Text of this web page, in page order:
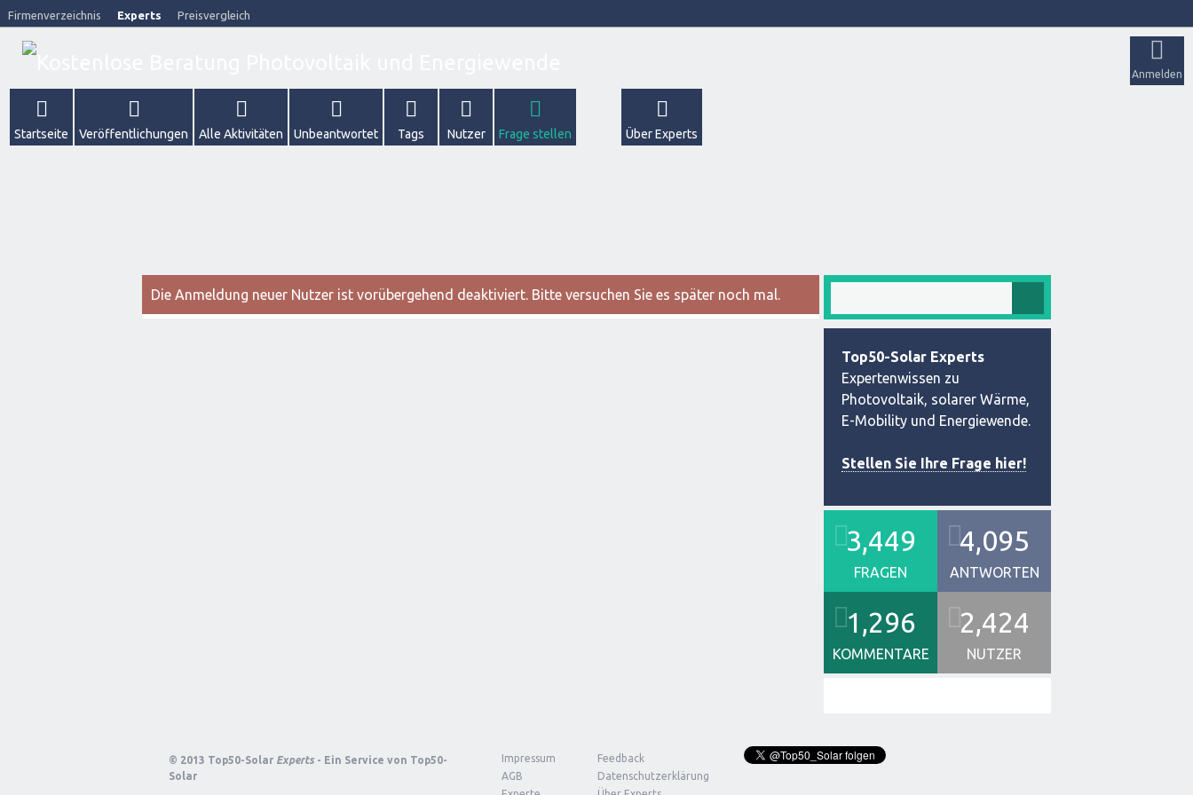
Firmenverzeichnis Experts Preisvergleich
Anmelden
Startseite Veröffentlichungen Alle Aktivitäten Unbeantwortet Tags Nutzer Frage stellen Über Experts
Die Anmeldung neuer Nutzer ist vorübergehend deaktiviert. Bitte versuchen Sie es später noch mal.
Top50-Solar Experts
Expertenwissen zu
Photovoltaik, solarer Wärme,
E-Mobility und Energiewende.
Stellen Sie Ihre Frage hier!
3,449
FRAGEN
4,095
ANTWORTEN
1,296
KOMMENTARE
2,424
NUTZER
© 2013 Top50-Solar Experts - Ein Service von Top50-
Solar
Impressum
Feedback
AGB
Datenschutzerklärung